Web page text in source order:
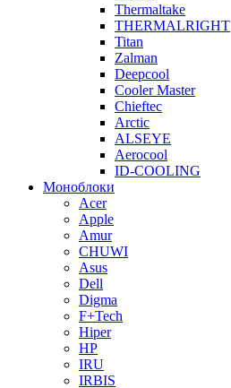
Thermaltake
THERMALRIGHT
Titan
Zalman
Deepcool
Cooler Master
Chieftec
Arctic
ALSEYE
Aerocool
ID-COOLING
Моноблоки
Acer
Apple
Amur
CHUWI
Asus
Dell
Digma
F+Tech
Hiper
HP
IRU
IRBIS